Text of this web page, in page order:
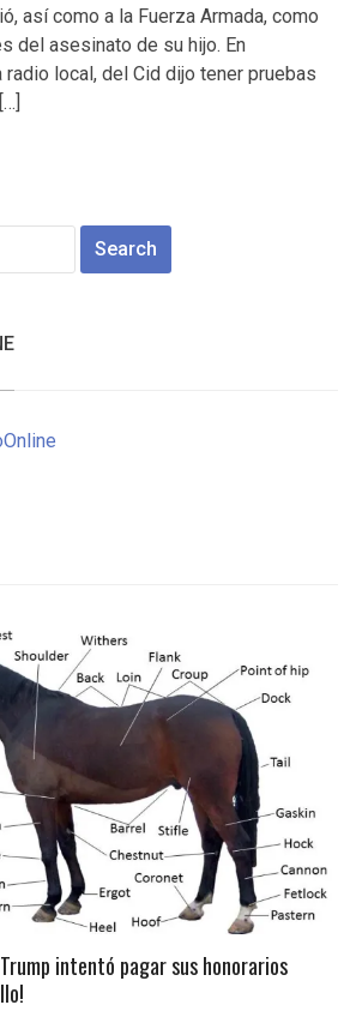
así como a la Fuerza Armada, como
del asesinato de su hijo. En
radio local, del Cid dijo tener pruebas
intentó pagar sus honorarios